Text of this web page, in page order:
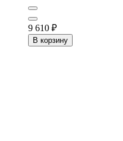
9 610 ₽
В корзину